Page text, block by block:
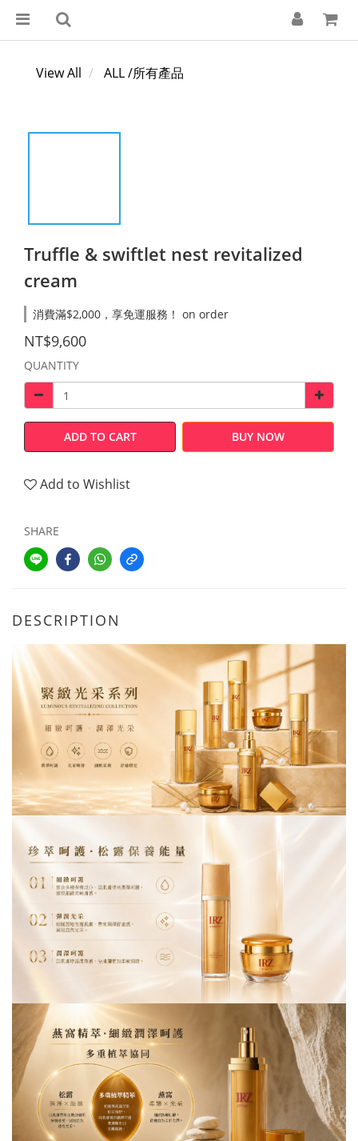
View All ALL /所有產品
Truffle & swiftlet nest revitalized
cream
消費滿$2,000，享免運服務！ on order
NT$9,600
QUANTITY
ADD TO CART BUY NOW
Add to Wishlist
SHARE
DESCRIPTION